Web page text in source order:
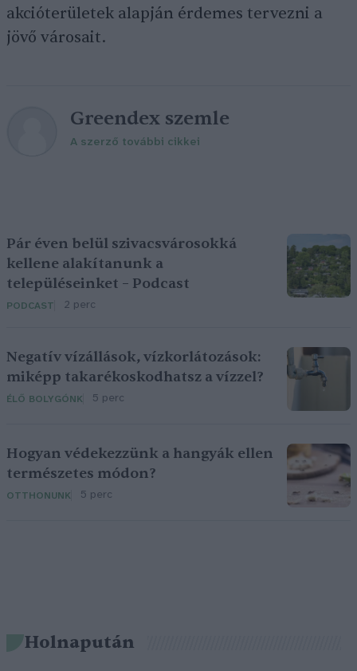
akcióterületek alapján érdemes tervezni a
jövő városait.
Greendex szemle
A szerző további cikkei
Pár éven belül szivacsvárosokká
kellene alakítanunk a
településeinket – Podcast
PODCAST 2 perc
Negatív vízállások, vízkorlátozások:
miképp takarékoskodhatsz a vízzel?
ÉLŐ BOLYGÓNK 5 perc
Hogyan védekezzünk a hangyák ellen
természetes módon?
OTTHONUNK 5 perc
Holnapután